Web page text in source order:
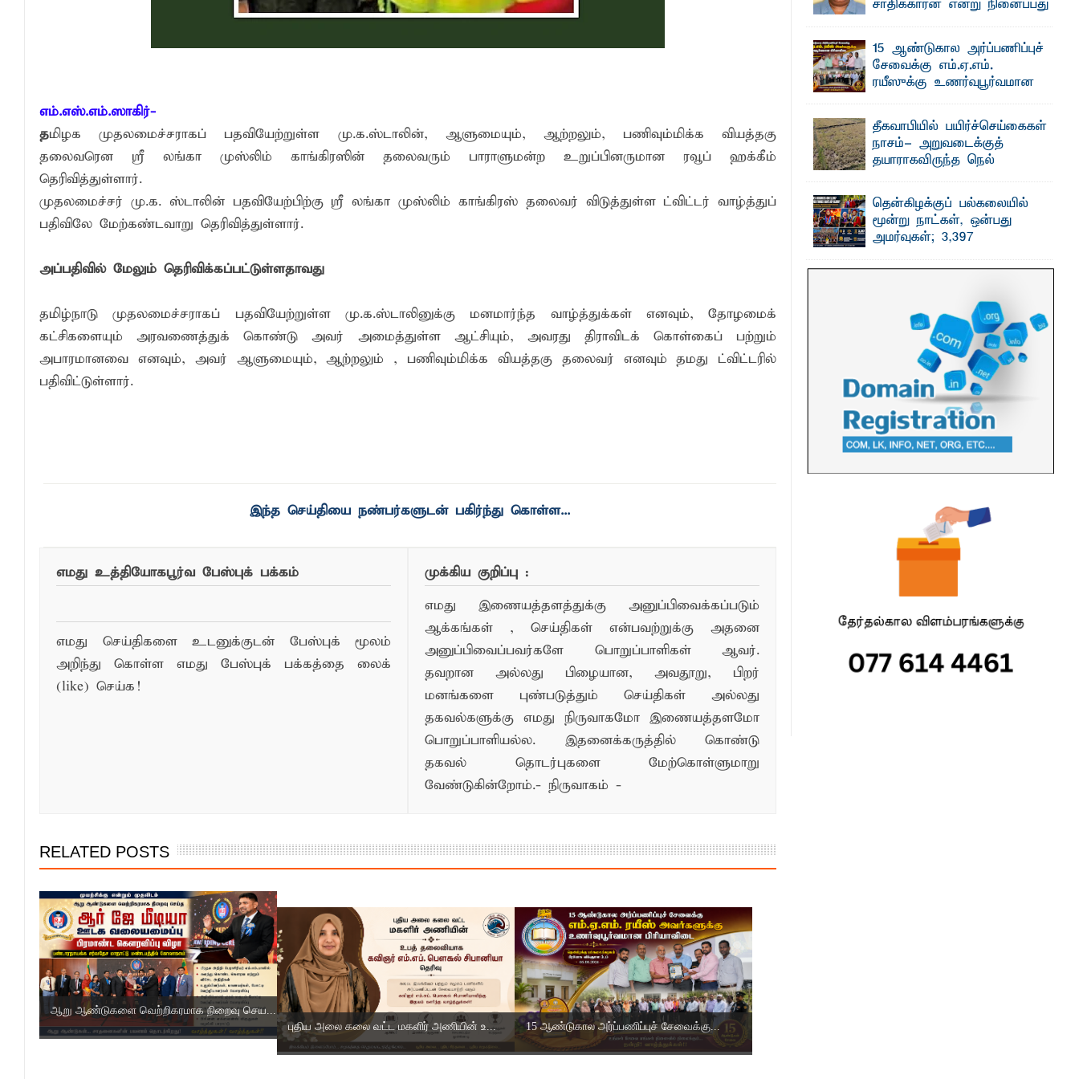
எம்.எஸ்.எம்.ஸாகிர்-
தமிழக முதலமைச்சராகப் பதவியேற்றுள்ள மு.க.ஸ்டாலின், ஆளுமையும், ஆற்றலும், பணிவும்மிக்க வியத்தகு
தலைவரென ஸ்ரீ லங்கா முஸ்லிம் காங்கிரஸின் தலைவரும் பாராளுமன்ற உறுப்பினருமான ரவூப் ஹக்கீம்
தெரிவித்துள்ளார்.
முதலமைச்சர் மு.க. ஸ்டாலின் பதவியேற்பிற்கு ஸ்ரீ லங்கா முஸ்லிம் காங்கிரஸ் தலைவர் விடுத்துள்ள ட்விட்டர் வாழ்த்துப்
பதிவிலே மேற்கண்டவாறு தெரிவித்துள்ளார்.
அப்பதிவில் மேலும் தெரிவிக்கப்பட்டுள்ளதாவது
தமிழ்நாடு முதலமைச்சராகப் பதவியேற்றுள்ள மு.க.ஸ்டாலினுக்கு மனமார்ந்த வாழ்த்துக்கள் எனவும், தோழமைக்
கட்சிகளையும் அரவணைத்துக் கொண்டு அவர் அமைத்துள்ள ஆட்சியும், அவரது திராவிடக் கொள்கைப் பற்றும்
அபாரமானவை எனவும், அவர் ஆளுமையும், ஆற்றலும் , பணிவும்மிக்க வியத்தகு தலைவர் எனவும் தமது ட்விட்டரில்
பதிவிட்டுள்ளார்.
இந்த செய்தியை நண்பர்களுடன் பகிர்ந்து கொள்ள...
எமது உத்தியோகபூர்வ பேஸ்புக் பக்கம்
எமது செய்திகளை உடனுக்குடன் பேஸ்புக் மூலம்
அறிந்து கொள்ள எமது பேஸ்புக் பக்கத்தை லைக்
(like) செய்க!
முக்கிய குறிப்பு :
எமது இணையத்தளத்துக்கு அனுப்பிவைக்கப்படும்
ஆக்கங்கள் , செய்திகள் என்பவற்றுக்கு அதனை
அனுப்பிவைப்பவர்களே பொறுப்பாளிகள் ஆவர்.
தவறான அல்லது பிழையான, அவதூறு, பிறர்
மனங்களை புண்படுத்தும் செய்திகள் அல்லது
தகவல்களுக்கு எமது நிருவாகமோ இணையத்தளமோ
பொறுப்பாளியல்ல. இதனைக்கருத்தில் கொண்டு
தகவல் தொடர்புகளை மேற்கொள்ளுமாறு
வேண்டுகின்றோம்.- நிருவாகம் -
RELATED POSTS
ஆறு ஆண்டுகளை வெற்றிகரமாக நிறைவு செய...
புதிய அலை கலை வட்ட மகளிர் அணியின் உ...
15 ஆண்டுகால அர்ப்பணிப்புச் சேவைக்கு...
சாதிக்காரன் என்று நினைப்பது
விடுதலைப் புலிகளின் தலைவர் பிரபாகரன்
அவர்கள் வெள்ளாளரல்லாதவர் என்பதால்
அவர் தாழ்த்தப்பட்ட ...
15 ஆண்டுகால அர்ப்பணிப்புச்
சேவைக்கு எம்.ஏ.எம்.
ரயீஸுக்கு உணர்வுபூர்வமான
பிரியாவிடை
தெ ன்கிழக்குப் பல்கலைக்கழகத்தின்
நிர்வாக பிரிவிலும் பிரயோக விஞ்ஞான
பீடத்திலும் 15 ஆண்டுகள் ...
தீகவாபியில் பயிர்ச்செய்கைகள்
நாசம்- அறுவடைக்குத்
தயாராகவிருந்த நெல்
காட்டு யானைகள்
பாறுக் ஷிஹான்- அ ம்பாறை மாவட்டத்தின்
தீகவாபி பிரதேசத்தில் அறுவடைக்குத்
தயாரான நிலையில் காணப்பட்ட பல ...
தென்கிழக்குப் பல்கலையில்
மூன்று நாட்கள், ஒன்பது
அமர்வுகள்; 3,397
சிறந்த மாணவர்களுக்கு
எம்.வை. அமீர்- ஒ லுவிலில் அமைந்துள்ள
தென்கிழக்குப் பல்கலைக்கழகத்தின்
18ஆவது பொதுப் பட்டமளிப்பு விழா ...